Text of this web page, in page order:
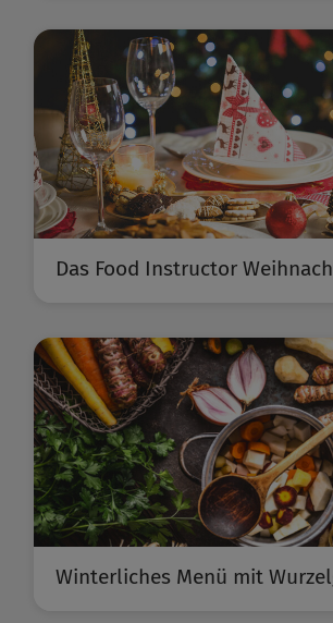
Das Food Instructor
Winterliches Menü mit